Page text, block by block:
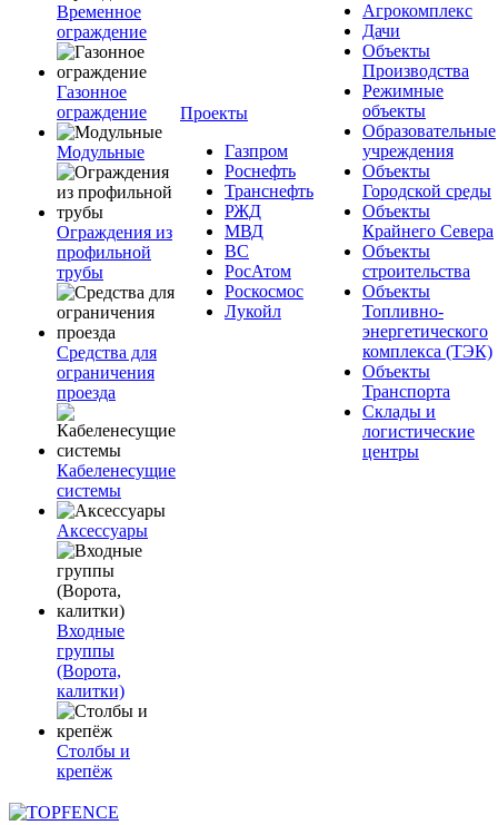
Временное
ограждение
Газонное
ограждение
Модульные
Ограждения из
профильной
трубы
Средства для
ограничения
проезда
Кабеленесущие
системы
Аксессуары
Входные
группы
(Ворота,
калитки)
Столбы и
крепёж
Проекты
Газпром
Роснефть
Транснефть
РЖД
МВД
ВС
РосАтом
Роскосмос
Лукойл
Агрокомплекс
Дачи
Объекты
Производства
Режимные
объекты
Образовательные
учреждения
Объекты
Городской среды
Объекты
Крайнего Севера
Объекты
строительства
Объекты
Топливно-
энергетического
комплекса (ТЭК)
Объекты
Транспорта
Склады и
логистические
центры